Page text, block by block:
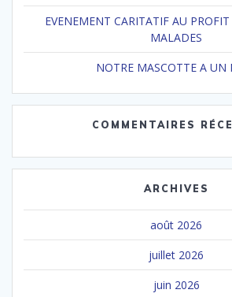
EVENEMENT CARITATIF AU
MALADES
NOTRE MASCOTTE A UN
COMMENTAIRES
ARCHIVES
août 2026
juillet 2026
juin 2026